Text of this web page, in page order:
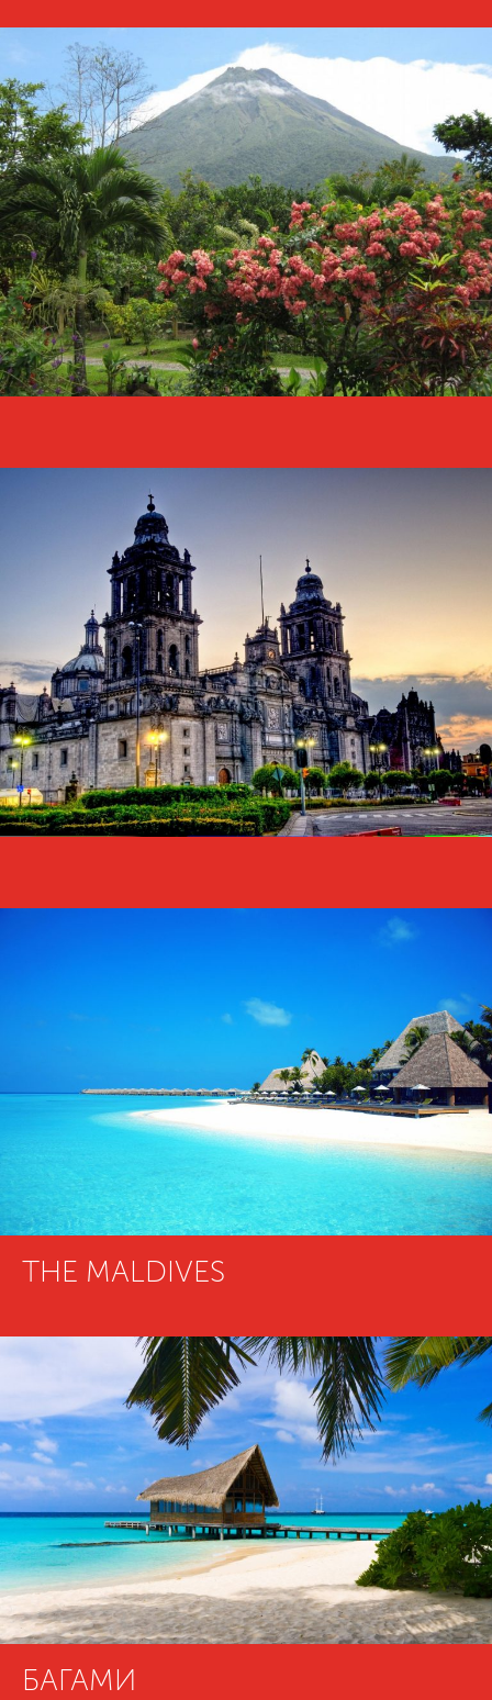
THE MALDIVES
БАГАМИ